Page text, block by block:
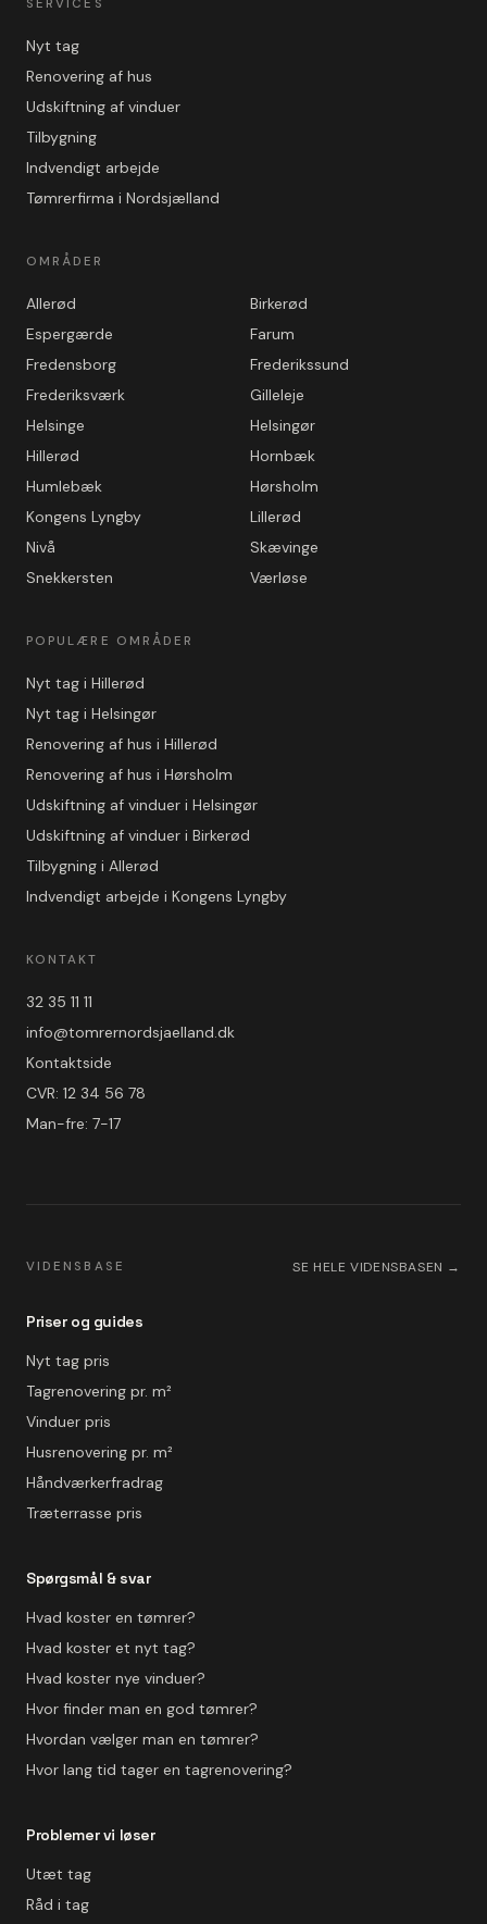
SERVICES
Nyt tag
Renovering af hus
Udskiftning af vinduer
Tilbygning
Indvendigt arbejde
Tømrerfirma i Nordsjælland
OMRÅDER
Allerød
Birkerød
Espergærde
Farum
Fredensborg
Frederikssund
Frederiksværk
Gilleleje
Helsinge
Helsingør
Hillerød
Hornbæk
Humlebæk
Hørsholm
Kongens Lyngby
Lillerød
Nivå
Skævinge
Snekkersten
Værløse
POPULÆRE OMRÅDER
Nyt tag i Hillerød
Nyt tag i Helsingør
Renovering af hus i Hillerød
Renovering af hus i Hørsholm
Udskiftning af vinduer i Helsingør
Udskiftning af vinduer i Birkerød
Tilbygning i Allerød
Indvendigt arbejde i Kongens Lyngby
KONTAKT
32 35 11 11
info@tomrernordsjaelland.dk
Kontaktside
CVR: 12 34 56 78
Man-fre: 7-17
VIDENSBASE SE HELE VIDENSBASEN →
Priser og guides
Nyt tag pris
Tagrenovering pr. m²
Vinduer pris
Husrenovering pr. m²
Håndværkerfradrag
Træterrasse pris
Spørgsmål & svar
Hvad koster en tømrer?
Hvad koster et nyt tag?
Hvad koster nye vinduer?
Hvor finder man en god tømrer?
Hvordan vælger man en tømrer?
Hvor lang tid tager en tagrenovering?
Problemer vi løser
Utæt tag
Råd i tag